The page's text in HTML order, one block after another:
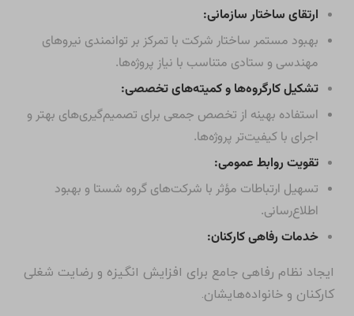
ارتقای ساختار سازمانی:
بهبود مستمر ساختار شرکت با تمرکز بر توانمندی نیروهای
مهندسی و ستادی متناسب با نیاز پروژه‌ها.
تشکیل کارگروه‌ها و کمیته‌های تخصصی:
استفاده بهینه از تخصص جمعی برای تصمیم‌گیری‌های بهتر و
اجرای با کیفیت‌تر پروژه‌ها.
تقویت روابط عمومی:
تسهیل ارتباطات مؤثر با شرکت‌های گروه شستا و بهبود
اطلاع‌رسانی.
خدمات رفاهی کارکنان:
ایجاد نظام رفاهی جامع برای افزایش انگیزه و رضایت شغلی
کارکنان و خانواده‌هایشان.